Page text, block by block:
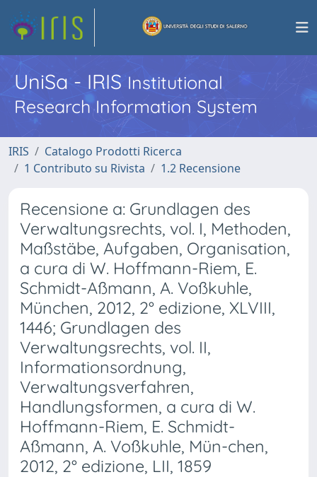
UniSa - IRISInstitutional
Research Information System
IRIS
Catalogo Prodotti Ricerca
1 Contributo su Rivista
1.2 Recensione
Recensione a: Grundlagen des
Verwaltungsrechts, vol. I, Methoden,
Maßstäbe, Aufgaben, Organisation,
a cura di W. Hoffmann-Riem, E.
Schmidt-Aßmann, A. Voßkuhle,
München, 2012, 2° edizione, XLVIII,
1446; Grundlagen des
Verwaltungsrechts, vol. II,
Informationsordnung,
Verwaltungsverfahren,
Handlungsformen, a cura di W.
Hoffmann-Riem, E. Schmidt-
Aßmann, A. Voßkuhle, Mün-chen,
2012, 2° edizione, LII, 1859